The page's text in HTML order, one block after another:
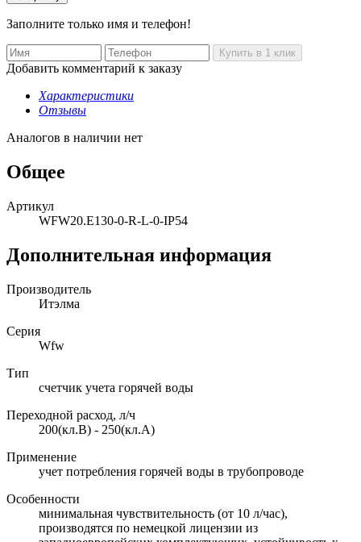
Заполните только имя и телефон!
Добавить комментарий к заказу
Характеристики
Отзывы
Аналогов в наличии нет
Общее
Артикул
WFW20.E130-0-R-L-0-IP54
Дополнительная информация
Производитель
Итэлма
Серия
Wfw
Тип
счетчик учета горячей воды
Переходной расход, л/ч
200(кл.В) - 250(кл.А)
Применение
учет потребления горячей воды в трубопроводе
Особенности
минимальная чувствительность (от 10 л/час),
производятся по немецкой лицензии из